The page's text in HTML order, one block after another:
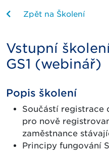
Zpět na Školení
Vstupní
GS1 (webinář)
Popis školení
Součástí registrace
pro nově
zaměstnance
Principy fungování